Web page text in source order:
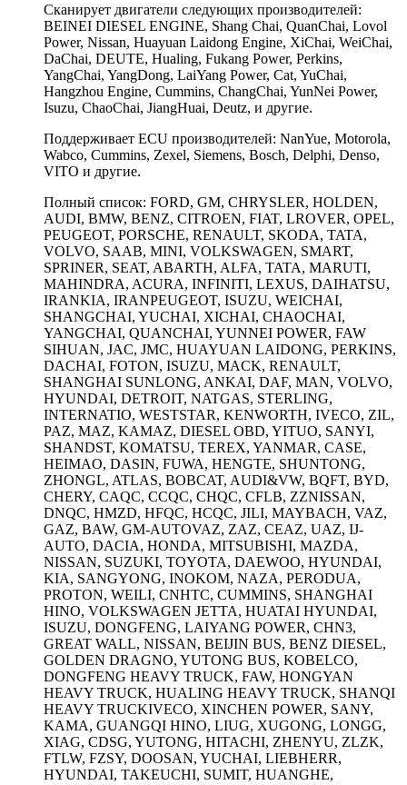
Сканирует двигатели следующих производителей:
BEINEI DIESEL ENGINE, Shang Chai, QuanChai, Lovol
Power, Nissan, Huayuan Laidong Engine, XiChai, WeiChai,
DaChai, DEUTE, Hualing, Fukang Power, Perkins,
YangChai, YangDong, LaiYang Power, Cat, YuChai,
Hangzhou Engine, Cummins, ChangChai, YunNei Power,
Isuzu, ChaoChai, JiangHuai, Deutz, и другие.
Поддерживает ECU производителей: NanYue, Motorola,
Wabco, Cummins, Zexel, Siemens, Bosch, Delphi, Denso,
VITO и другие.
Полный список: FORD, GM, CHRYSLER, HOLDEN,
AUDI, BMW, BENZ, CITROEN, FIAT, LROVER, OPEL,
PEUGEOT, PORSCHE, RENAULT, SKODA, TATA,
VOLVO, SAAB, MINI, VOLKSWAGEN, SMART,
SPRINER, SEAT, ABARTH, ALFA, TATA, MARUTI,
MAHINDRA, ACURA, INFINITI, LEXUS, DAIHATSU,
IRANKIA, IRANPEUGEOT, ISUZU, WEICHAI,
SHANGCHAI, YUCHAI, XICHAI, CHAOCHAI,
YANGCHAI, QUANCHAI, YUNNEI POWER, FAW
SIHUAN, JAC, JMC, HUAYUAN LAIDONG, PERKINS,
DACHAI, FOTON, ISUZU, MACK, RENAULT,
SHANGHAI SUNLONG, ANKAI, DAF, MAN, VOLVO,
HYUNDAI, DETROIT, NATGAS, STERLING,
INTERNATIO, WESTSTAR, KENWORTH, IVECO, ZIL,
PAZ, MAZ, KAMAZ, DIESEL OBD, YITUO, SANYI,
SHANDST, KOMATSU, TEREX, YANMAR, CASE,
HEIMAO, DASIN, FUWA, HENGTE, SHUNTONG,
ZHONGL, ATLAS, BOBCAT, AUDI&VW, BQFT, BYD,
CHERY, CAQC, CCQC, CHQC, CFLB, ZZNISSAN,
DNQC, HMZD, HFQC, HCQC, JILI, MAYBACH, VAZ,
GAZ, BAW, GM-AUTOVAZ, ZAZ, CEAZ, UAZ, IJ-
AUTO, DACIA, HONDA, MITSUBISHI, MAZDA,
NISSAN, SUZUKI, TOYOTA, DAEWOO, HYUNDAI,
KIA, SANGYONG, INOKOM, NAZA, PERODUA,
PROTON, WEILI, CNHTC, CUMMINS, SHANGHAI
HINO, VOLKSWAGEN JETTA, HUATAI HYUNDAI,
ISUZU, DONGFENG, LAIYANG POWER, CHN3,
GREAT WALL, NISSAN, BEIJIN BUS, BENZ DIESEL,
GOLDEN DRAGNO, YUTONG BUS, KOBELCO,
DONGFENG HEAVY TRUCK, FAW, HONGYAN
HEAVY TRUCK, HUALING HEAVY TRUCK, SHANQI
HEAVY TRUCKIVECO, XINCHEN POWER, SANY,
KAMA, GUANGQI HINO, LIUG, XUGONG, LONGG,
XIAG, CDSG, YUTONG, HITACHI, ZHENYU, ZLZK,
FTLW, FZSY, DOOSAN, YUCHAI, LIEBHERR,
HYUNDAI, TAKEUCHI, SUMIT, HUANGHE,